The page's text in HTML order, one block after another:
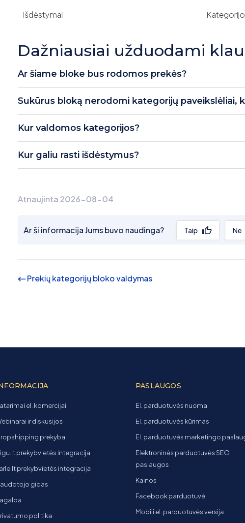
Išdėstymai
Dažniausiai užduodami
Ar šiame bloke bus rodomos prekės?
Sukūrus bloką nerodomi kategorijų paveikslėliai,
Kur valdomos kategorijos?
Kur galiu rasti išdėstymus?
Atnaujinta 2026-08-04
Ar ši informacija Jums buvo naudinga? Taip Ne
Prekių kategorijų bloko valdymas
el. komercijai
ir diskusijos
prekyba
prekybvietės integracija
prekybvietės integracija
gidas
politika
PASLAUGOS
El. parduotuvės nuoma
El. parduotuvės kūrimas
El. parduotuvės marketingo
Elektroninės parduotuvės SEO
paslaugos
Kainos
Facebook parduotuvė
Mobili el. parduotuvės versija